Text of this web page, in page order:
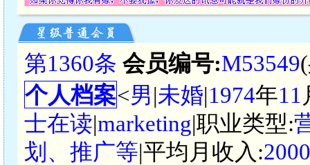
第1360条 会员编号:M53549
个人档案<男|未婚|1974年11
士在读|marketing|职业类型:
划、推广等|平均月收入: